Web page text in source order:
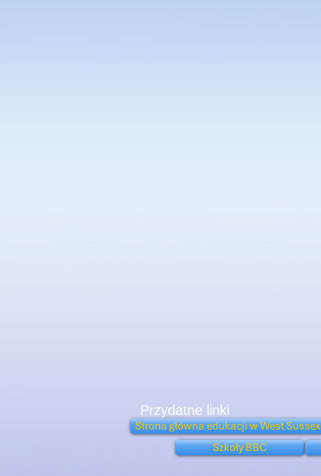
Przydatne linki
Strona główna edukacji w West Sussex
Szkoły BBC